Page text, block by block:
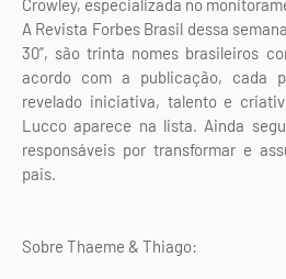
Crowley, especializada no
A Revista Forbes Brasil dessa
30”, são trinta nomes brasileiros
acordo com a publicação, cada
revelado iniciativa, talento e
Lucco aparece na lista. Ainda
responsáveis por transformar e
pais.
Sobre Thaeme & Thiago: